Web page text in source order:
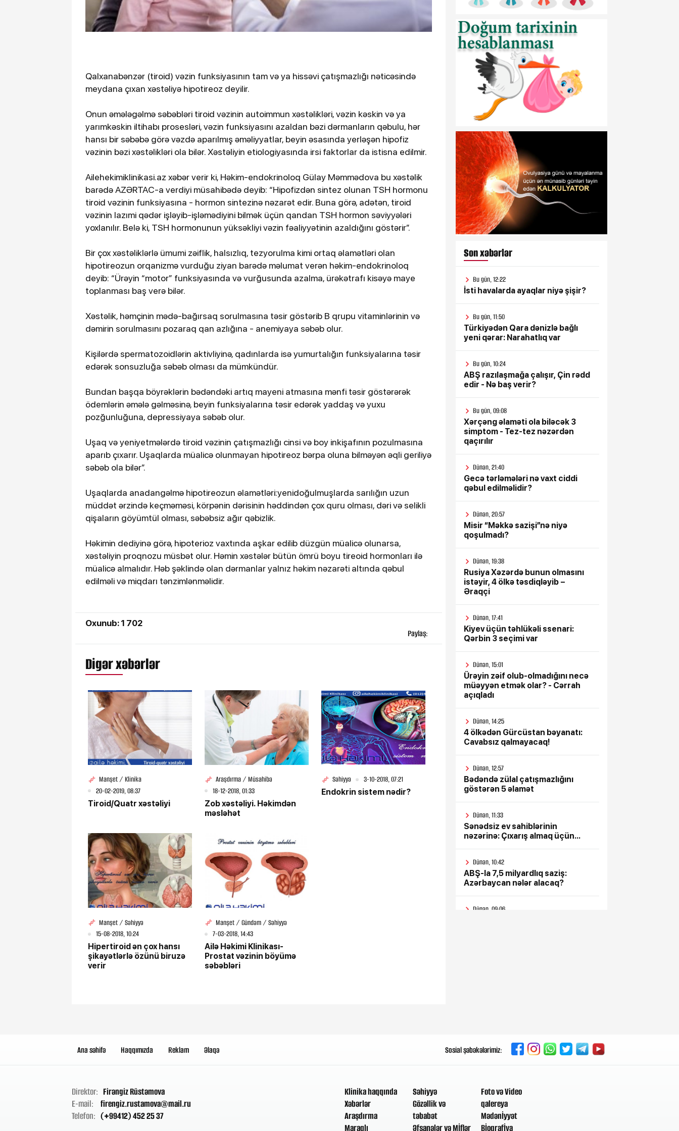
Qalxanabənzər (tiroid) vəzin funksiyasının tam və ya hissəvi çatışmazlığı nəticəsində
meydana çıxan xəstəliyə hipotireoz deyilir.
Onun əmələgəlmə səbəbləri tiroid vəzinin autoimmun xəstəlikləri, vəzin kəskin və ya
yarımkəskin iltihabı prosesləri, vəzin funksiyasını azaldan bəzi dərmanların qəbulu, hər
hansı bir səbəbə görə vəzdə aparılmış əməliyyatlar, beyin əsasında yerləşən hipofiz
vəzinin bəzi xəstəlikləri ola bilər. Xəstəliyin etiologiyasında irsi faktorlar da istisna edilmir.
Ailehekimiklinikasi.az xəbər verir ki, Həkim-endokrinoloq Gülay Məmmədova bu xəstəlik
barədə AZƏRTAC-a verdiyi müsahibədə deyib: “Hipofizdən sintez olunan TSH hormonu
tiroid vəzinin funksiyasına - hormon sintezinə nəzarət edir. Buna görə, adətən, tiroid
vəzinin lazımi qədər işləyib-işləmədiyini bilmək üçün qandan TSH hormon səviyyələri
yoxlanılır. Belə ki, TSH hormonunun yüksəkliyi vəzin fəaliyyətinin azaldığını göstərir”.
Bir çox xəstəliklərlə ümumi zəiflik, halsızlıq, tezyorulma kimi ortaq əlamətləri olan
hipotireozun orqanizmə vurduğu ziyan barədə məlumat verən həkim-endokrinoloq
deyib: “Ürəyin “motor” funksiyasında və vurğusunda azalma, ürəkətrafı kisəyə maye
toplanması baş verə bilər.
Xəstəlik, həmçinin mədə-bağırsaq sorulmasına təsir göstərib B qrupu vitaminlərinin və
dəmirin sorulmasını pozaraq qan azlığına - anemiyaya səbəb olur.
Kişilərdə spermatozoidlərin aktivliyinə, qadınlarda isə yumurtalığın funksiyalarına təsir
edərək sonsuzluğa səbəb olması da mümkündür.
Bundan başqa böyrəklərin bədəndəki artıq mayeni atmasına mənfi təsir göstərərək
ödemlərin əmələ gəlməsinə, beyin funksiyalarına təsir edərək yaddaş və yuxu
pozğunluğuna, depressiyaya səbəb olur.
Uşaq və yeniyetmələrdə tiroid vəzinin çatışmazlığı cinsi və boy inkişafının pozulmasına
aparıb çıxarır. Uşaqlarda müalicə olunmayan hipotireoz bərpa oluna bilməyən əqli geriliyə
səbəb ola bilər”.
Uşaqlarda anadangəlmə hipotireozun əlamətləri:yenidoğulmuşlarda sarılığın uzun
müddət ərzində keçməməsi, körpənin dərisinin həddindən çox quru olması, dəri və selikli
qişaların göyümtül olması, səbəbsiz ağır qəbizlik.
Həkimin dediyinə görə, hipoterioz vaxtında aşkar edilib düzgün müalicə olunarsa,
xəstəliyin proqnozu müsbət olur. Həmin xəstələr bütün ömrü boyu tireoid hormonları ilə
müalicə almalıdır. Həb şəklində olan dərmanlar yalnız həkim nəzarəti altında qəbul
edilməli və miqdarı tənzimlənməlidir.
Oxunub: 1 702
Paylaş:
Digər xəbərlər
Manşet / Klinika
20-02-2019, 08:37
Tiroid/Quatr xəstəliyi
Araşdırma / Müsahibə
18-12-2018, 01:33
Zob xəstəliyi. Həkimdən
məsləhət
Səhiyyə
3-10-2018, 07:21
Endokrin sistem nədir?
Manşet / Səhiyyə
15-08-2018, 10:24
Hipertiroid ən çox hansı
şikayətlərlə özünü biruzə
verir
Manşet / Gündəm / Səhiyyə
7-03-2018, 14:43
Ailə Həkimi Klinikası-
Prostat vəzinin böyümə
səbəbləri
Son xəbərlər
Bu gün, 12:22
İsti havalarda ayaqlar niyə şişir?
Bu gün, 11:50
Türkiyədən Qara dənizlə bağlı
yeni qərar: Narahatlıq var
Bu gün, 10:24
ABŞ razılaşmağa çalışır, Çin rədd
edir - Nə baş verir?
Bu gün, 09:08
Xərçəng əlaməti ola biləcək 3
simptom - Tez-tez nəzərdən
qaçırılır
Dünən, 21:40
Gecə tərləmələri nə vaxt ciddi
qəbul edilməlidir?
Dünən, 20:57
Misir “Məkkə sazişi”nə niyə
qoşulmadı?
Dünən, 19:38
Rusiya Xəzərdə bunun olmasını
istəyir, 4 ölkə təsdiqləyib –
Əraqçi
Dünən, 17:41
Kiyev üçün təhlükəli ssenari:
Qərbin 3 seçimi var
Dünən, 15:01
Ürəyin zəif olub-olmadığını necə
müəyyən etmək olar? - Cərrah
açıqladı
Dünən, 14:25
4 ölkədən Gürcüstan bəyanatı:
Cavabsız qalmayacaq!
Dünən, 12:57
Bədəndə zülal çatışmazlığını
göstərən 5 əlamət
Dünən, 11:33
Sənədsiz ev sahiblərinin
nəzərinə: Çıxarış almaq üçün...
Dünən, 10:42
ABŞ-la 7,5 milyardlıq saziş:
Azərbaycan nələr alacaq?
Dünən, 09:06
Afrikada torpaqları var?
7-08-2026, 18:46
Hansı idman növləri bel üçün
Ana səhifə Haqqımızda Reklam Əlaqə Sosial şəbəkələrimiz:
Direktor: Firəngiz Rüstəmova
E-mail:
firengiz.rustamova@mail.ru
Telefon: (+99412) 452 25 37
Klinika haqqında
Xəbərlər
Araşdırma
Maraqlı
Səhiyyə
Gözəllik və
təbabət
Əfsanələr və Mİflər
Foto və Video
qalereya
Mədənİyyət
Bİoqrafİya